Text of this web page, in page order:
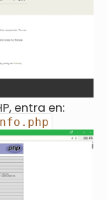
entra en: